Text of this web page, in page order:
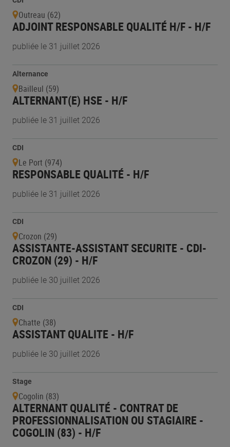
Outreau (62)
ADJOINT RESPONSABLE QUALITÉ H/F - H/F
publiée le 31 juillet 2026
Alternance
Bailleul (59)
ALTERNANT(E) HSE - H/F
publiée le 31 juillet 2026
CDI
Le Port (974)
RESPONSABLE QUALITÉ - H/F
publiée le 31 juillet 2026
CDI
Crozon (29)
ASSISTANTE-ASSISTANT SECURITE - CDI-
CROZON (29) - H/F
publiée le 30 juillet 2026
CDI
Chatte (38)
ASSISTANT QUALITE - H/F
publiée le 30 juillet 2026
Stage
Cogolin (83)
ALTERNANT QUALITÉ - CONTRAT DE
PROFESSIONNALISATION OU STAGIAIRE -
COGOLIN (83) - H/F